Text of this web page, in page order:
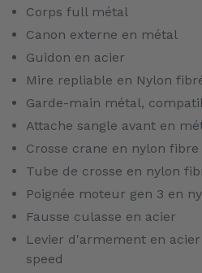
Corps full métal
Canon externe en métal
Guidon en acier
Mire repliable en Nylon
Garde-main métal,
Attache sangle avant en
Crosse crane en nylon fibre
Tube de crosse en nylon
Poignée moteur gen 3 en
Fausse culasse en acier
Levier d'armement en
speed